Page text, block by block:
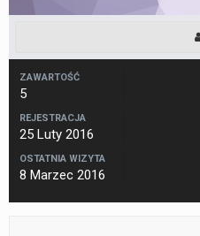
ZAWARTOŚĆ
5
REJESTRACJA
25 Luty 2016
OSTATNIA WIZYTA
8 Marzec 2016